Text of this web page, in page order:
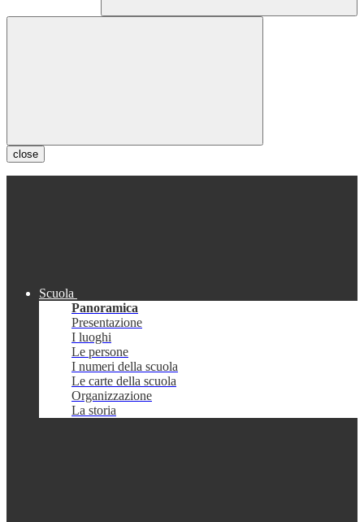
close
Scuola
Panoramica
Presentazione
I luoghi
Le persone
I numeri della scuola
Le carte della scuola
Organizzazione
La storia